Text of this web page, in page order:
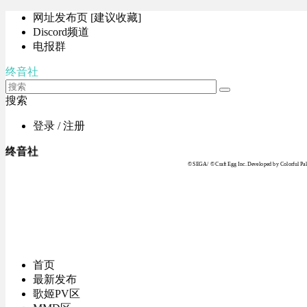
网址发布页 [建议收藏]
Discord频道
电报群
终音社
搜索
登录 / 注册
终音社
© SEGA / © Craft Egg Inc. Developed by Colorful
首页
最新发布
歌姬PV区